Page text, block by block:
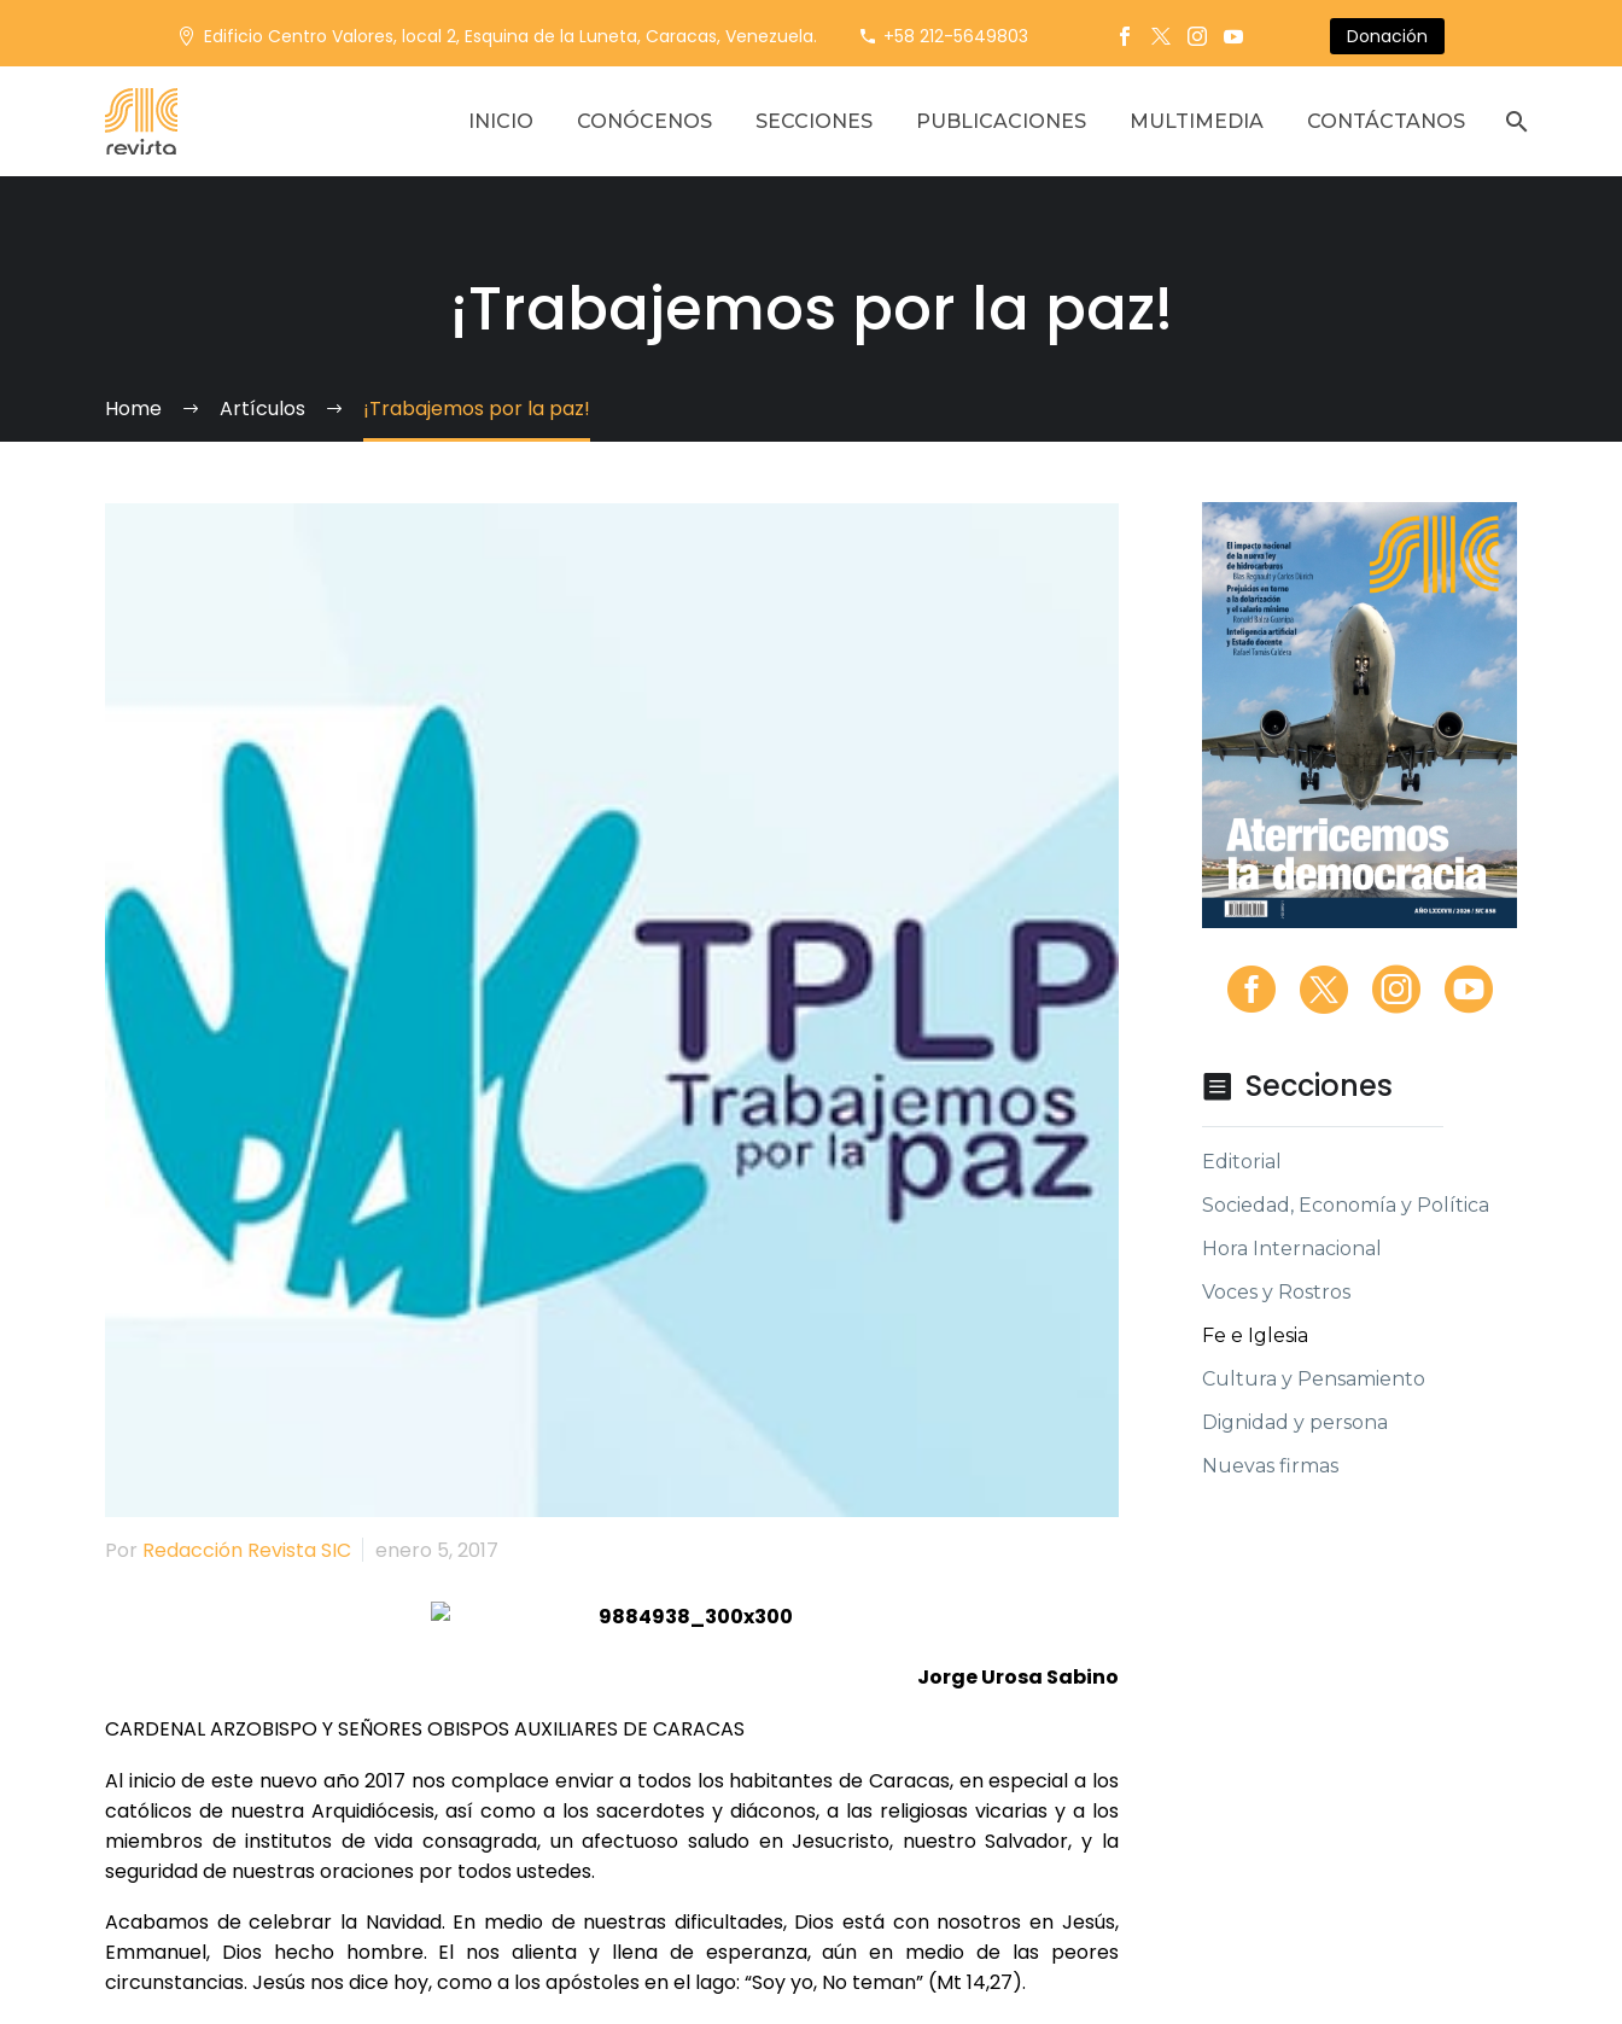
Edificio Centro Valores, local 2, Esquina de la Luneta, Caracas, Venezuela. +58 212-5649803 Donación
INICIO CONÓCENOS SECCIONES PUBLICACIONES MULTIMEDIA CONTÁCTANOS
¡Trabajemos por la paz!
Home Artículos ¡Trabajemos por la paz!
Por Redacción Revista SIC enero 5, 2017
Jorge Urosa Sabino
CARDENAL ARZOBISPO Y SEÑORES OBISPOS AUXILIARES DE CARACAS
Al inicio de este nuevo año 2017 nos complace enviar a todos los habitantes de Caracas, en especial a los
católicos de nuestra Arquidiócesis, así como a los sacerdotes y diáconos, a las religiosas vicarias y a los
miembros de institutos de vida consagrada, un afectuoso saludo en Jesucristo, nuestro Salvador, y la
seguridad de nuestras oraciones por todos ustedes.
Acabamos de celebrar la Navidad. En medio de nuestras dificultades, Dios está con nosotros en Jesús,
Emmanuel, Dios hecho hombre. El nos alienta y llena de esperanza, aún en medio de las peores
circunstancias. Jesús nos dice hoy, como a los apóstoles en el lago: “Soy yo, No teman” (Mt 14,27).
 Secciones
Editorial
Sociedad, Economía y Política
Hora Internacional
Voces y Rostros
Fe e Iglesia
Cultura y Pensamiento
Dignidad y persona
Nuevas firmas